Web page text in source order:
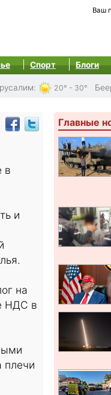
Ваш
Спорт Блоги
: 20° - 30°
в
и
на
НДС в
плечи
Главные